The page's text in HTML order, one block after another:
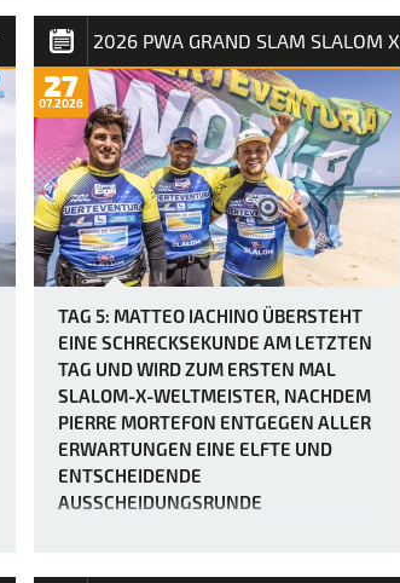
2026 PWA GRAND SLAM SLALOM X
27
07.2026
TAG 5: MATTEO IACHINO ÜBERSTEHT
EINE SCHRECKSEKUNDE AM LETZTEN
TAG UND WIRD ZUM ERSTEN MAL
SLALOM-X-WELTMEISTER, NACHDEM
PIERRE MORTEFON ENTGEGEN ALLER
ERWARTUNGEN EINE ELFTE UND
ENTSCHEIDENDE
AUSSCHEIDUNGSRUNDE